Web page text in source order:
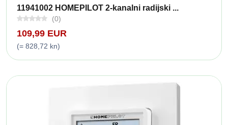
11941002 HOMEPILOT 2-kanalni radijski ...
(0)
109,99 EUR
(= 828,72 kn)